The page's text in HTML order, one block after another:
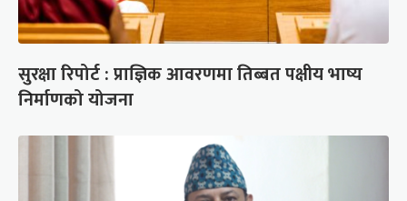
सुरक्षा रिपोर्ट : प्राज्ञिक आवरणमा तिब्बत पक्षीय भाष्य
निर्माणको योजना